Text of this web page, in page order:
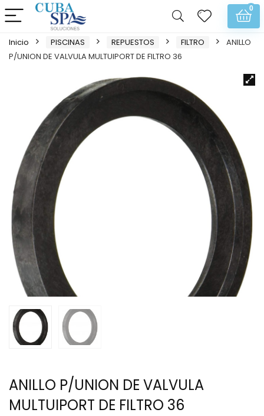
0
Inicio PISCINAS REPUESTOS FILTRO
ANILLO
P/UNION DE VALVULA MULTUIPORT DE FILTRO 36
ANILLO P/UNION DE VALVULA
MULTUIPORT DE FILTRO 36